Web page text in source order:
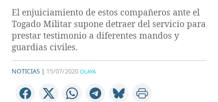
El enjuiciamiento de estos compañeros ante el
Togado Militar supone detraer del servicio para
prestar testimonio a diferentes mandos y
guardias civiles.
NOTICIAS | 15/07/2020 OLAYA